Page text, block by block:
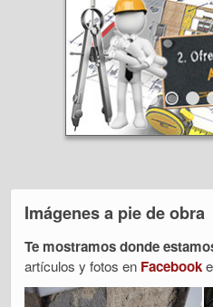
Imágenes a pie de obra
Te mostramos donde
artículos y fotos en Facebooke